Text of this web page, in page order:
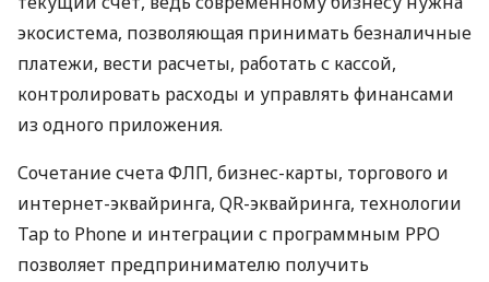
экосистема, позволяющая принимать безналичные
платежи, вести расчеты, работать с кассой,
контролировать расходы и управлять финансами
из одного приложения.
Сочетание счета ФЛП, бизнес-карты, торгового и
интернет-эквайринга, QR-эквайринга, технологии
Tap to Phone и интеграции с программным РРО
позволяет предпринимателю получить